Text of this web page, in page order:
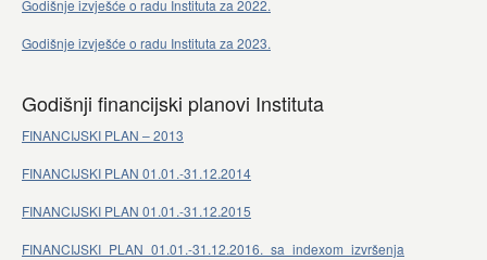
Godišnje izvješće o radu Instituta za 2022.
Godišnje izvješće o radu Instituta za 2023.
Godišnji financijski planovi Instituta
FINANCIJSKI PLAN – 2013
FINANCIJSKI PLAN 01.01.-31.12.2014
FINANCIJSKI PLAN 01.01.-31.12.2015
FINANCIJSKI_PLAN_01.01.-31.12.2016._sa_indexom_izvršenja